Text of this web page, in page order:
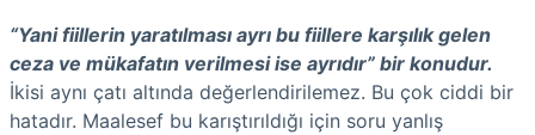
“Yani fiillerin yaratılması ayrı bu fiillere karşılık gelen
ceza ve mükafatın verilmesi ise ayrıdır” bir konudur.
İkisi aynı çatı altında değerlendirilemez. Bu çok ciddi bir
hatadır. Maalesef bu karıştırıldığı için soru yanlış